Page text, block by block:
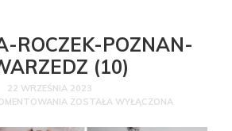
ROCZEK-POZNAN-
(10)
22 WRZEŚNIA 2023
ZOSTAŁA WYŁĄCZONA